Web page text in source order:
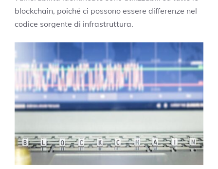
blockchain, poiché ci possono essere differenze nel
codice sorgente di infrastruttura.